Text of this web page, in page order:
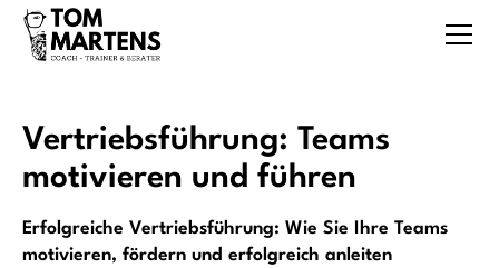
Vertriebsführung: Teams
motivieren und führen
Erfolgreiche Vertriebsführung: Wie Sie Ihre Teams
motivieren, fördern und erfolgreich anleiten